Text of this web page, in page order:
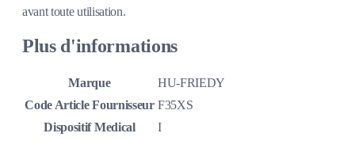
avant toute utilisation.
Plus d'informations
Marque
HU-FRIEDY
Code Article Fournisseur F35XS
Dispositif Medical
I